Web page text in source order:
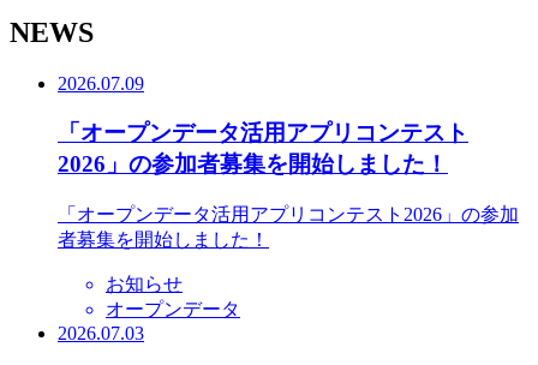
NEWS
2026.07.09
「オープンデータ活用アプリコンテスト
2026」の参加者募集を開始しました！
「オープンデータ活用アプリコンテスト2026」の参加
者募集を開始しました！
お知らせ
オープンデータ
2026.07.03